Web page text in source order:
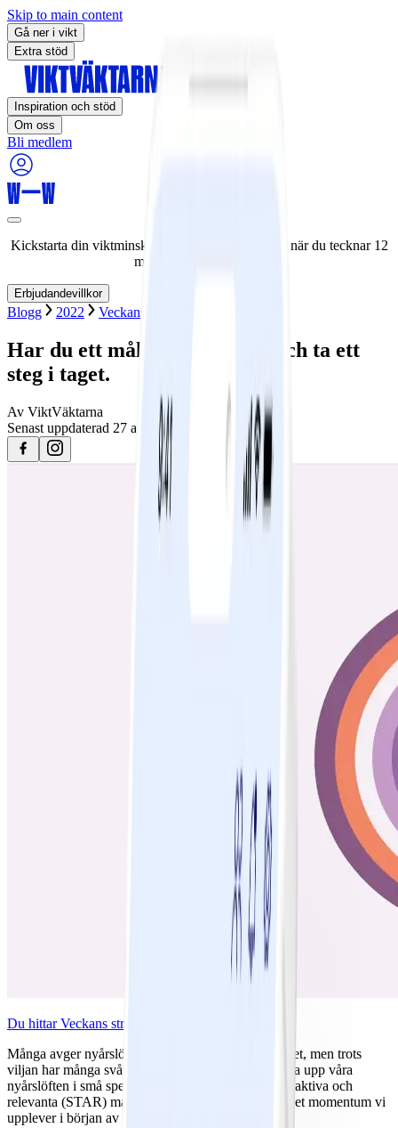
Skip to main content
Gå ner i vikt
Extra stöd
Inspiration och stöd
Om oss
Bli medlem
Kickstarta din viktminskningsresa nu! Spara 50% när du tecknar 12
månaders medlemskap.
Erbjudandevillkor
Blogg 2022 Veckans strategi
Har du ett mål? Bryt ner det och ta ett
steg i taget.
Av ViktVäktarna
Senast uppdaterad 27 april 2023
Du hittar Veckans strategi som PDF här.
Många avger nyårslöften för att få en bra start på året, men trots
viljan har många svårt att hålla fast vid dem. Att dela upp våra
nyårslöften i små specifika, tveklöst genomförbara, aktiva och
relevanta (STAR) mål kan hjälpa oss att bibehålla det momentum vi
upplever i början av året.